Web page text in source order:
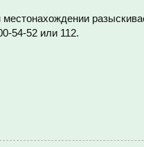
54-52 или 112.